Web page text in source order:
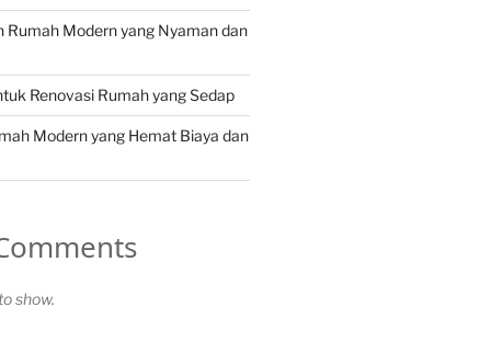
Rumah Modern yang Nyaman dan
Renovasi Rumah yang Sedap
Modern yang Hemat Biaya dan
show.